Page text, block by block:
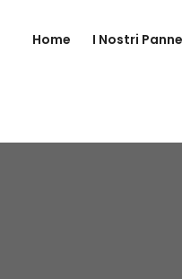
Home I Nostri